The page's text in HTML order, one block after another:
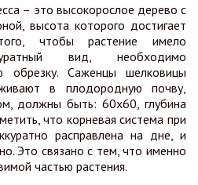
– это высокорослое дерево с
высота которого достигает
чтобы растение имело
вид, необходимо
обрезку. Саженцы шелковицы
в плодородную почву,
должны быть: 60х60, глубина
что корневая система при
расправлена на дне, и
Это связано с тем, что именно
частью растения.